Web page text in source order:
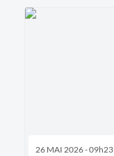
26 MAI 2026 - 09h23